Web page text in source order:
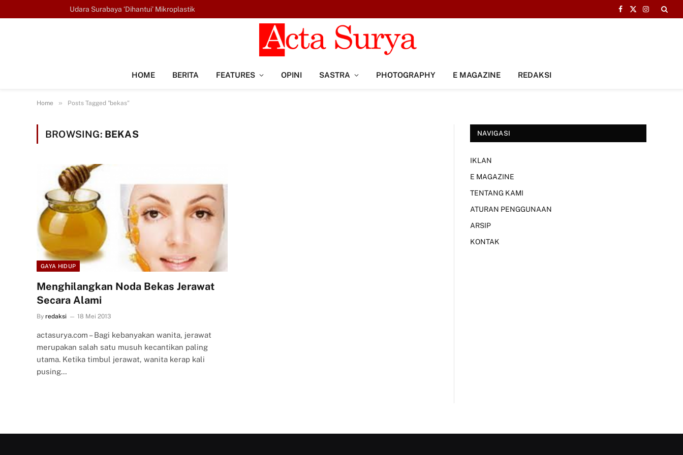
Udara Surabaya ‘Dihantui’ Mikroplastik
Facebook
X
Instagram
HOME BERITA FEATURES OPINI SASTRA PHOTOGRAPHY E MAGAZINE REDAKSI
Home » Posts Tagged "bekas"
BROWSING: BEKAS
GAYA HIDUP
Menghilangkan Noda Bekas Jerawat
Secara Alami
By redaksi 18 Mei 2013
actasurya.com – Bagi kebanyakan wanita, jerawat
merupakan salah satu musuh kecantikan paling
utama. Ketika timbul jerawat, wanita kerap kali
pusing…
NAVIGASI
IKLAN
E MAGAZINE
TENTANG KAMI
ATURAN PENGGUNAAN
ARSIP
KONTAK